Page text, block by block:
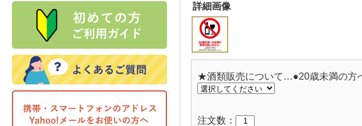
詳細画像
★酒類販売について…●20歳未満の方
注文数：